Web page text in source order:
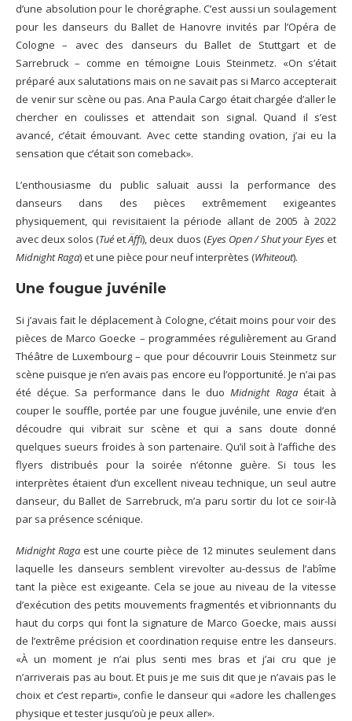
d’une absolution pour le chorégraphe. C’est aussi un soulagement
pour les danseurs du Ballet de Hanovre invités par l’Opéra de
Cologne – avec des danseurs du Ballet de Stuttgart et de
Sarrebruck – comme en témoigne Louis Steinmetz. «On s’était
préparé aux salutations mais on ne savait pas si Marco accepterait
de venir sur scène ou pas. Ana Paula Cargo était chargée d’aller le
chercher en coulisses et attendait son signal. Quand il s’est
avancé, c’était émouvant. Avec cette standing ovation, j’ai eu la
sensation que c’était son comeback».
L’enthousiasme du public saluait aussi la performance des
danseurs dans des pièces extrêmement exigeantes
physiquement, qui revisitaient la période allant de 2005 à 2022
avec deux solos (TuéetÄffi), deux duos (Eyes Open / Shut your Eyeset
Midnight Raga) et une pièce pour neuf interprètes (Whiteout).
Une fougue juvénile
Si j’avais fait le déplacement à Cologne, c’était moins pour voir des
pièces de Marco Goecke – programmées régulièrement au Grand
Théâtre de Luxembourg – que pour découvrir Louis Steinmetz sur
scène puisque je n’en avais pas encore eu l’opportunité. Je n’ai pas
été déçue. Sa performance dans le duoMidnight Ragaétait à
couper le souffle, portée par une fougue juvénile, une envie d’en
découdre qui vibrait sur scène et qui a sans doute donné
quelques sueurs froides à son partenaire. Qu’il soit à l’affiche des
flyers distribués pour la soirée n’étonne guère. Si tous les
interprètes étaient d’un excellent niveau technique, un seul autre
danseur, du Ballet de Sarrebruck, m’a paru sortir du lot ce soir-là
par sa présence scénique.
Midnight Raga est une courte pièce de 12 minutes seulement dans
laquelle les danseurs semblent virevolter au-dessus de l’abîme
tant la pièce est exigeante. Cela se joue au niveau de la vitesse
d’exécution des petits mouvements fragmentés et vibrionnants du
haut du corps qui font la signature de Marco Goecke, mais aussi
de l’extrême précision et coordination requise entre les danseurs.
«À un moment je n’ai plus senti mes bras et j’ai cru que je
n’arriverais pas au bout. Et puis je me suis dit que je n’avais pas le
choix et c’est reparti», confie le danseur qui «adore les challenges
physique et tester jusqu’où je peux aller».